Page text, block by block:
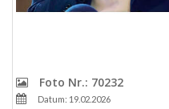
Foto Nr.: 70232
Datum: 19.02.2026